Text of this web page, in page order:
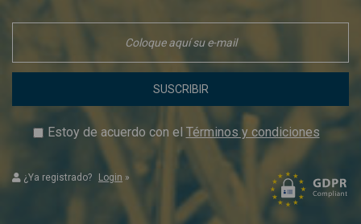
SUSCRIBIR
Estoy de acuerdo con el Términos y condiciones
¿Ya registrado? Login »